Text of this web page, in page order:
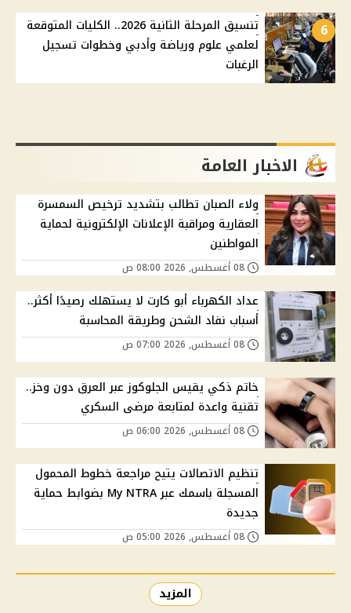
6
تنسيق المرحلة الثانية 2026.. الكليات المتوقعة
لعلمي علوم ورياضة وأدبي وخطوات تسجيل
الرغبات
الاخبار العامة
ولاء الصبان تطالب بتشديد ترخيص السمسرة
العقارية ومراقبة الإعلانات الإلكترونية لحماية
المواطنين
عداد الكهرباء أبو كارت لا يستهلك رصيدًا أكثر..
أسباب نفاد الشحن وطريقة المحاسبة
خاتم ذكي يقيس الجلوكوز عبر العرق دون وخز..
تقنية واعدة لمتابعة مرضى السكري
تنظيم الاتصالات يتيح مراجعة خطوط المحمول
المسجلة باسمك عبر My NTRA بضوابط حماية
جديدة
المزيد